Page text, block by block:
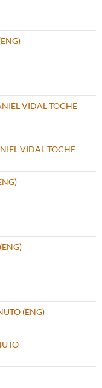
VIDAL TOCHE
VIDAL TOCHE
(ENG)